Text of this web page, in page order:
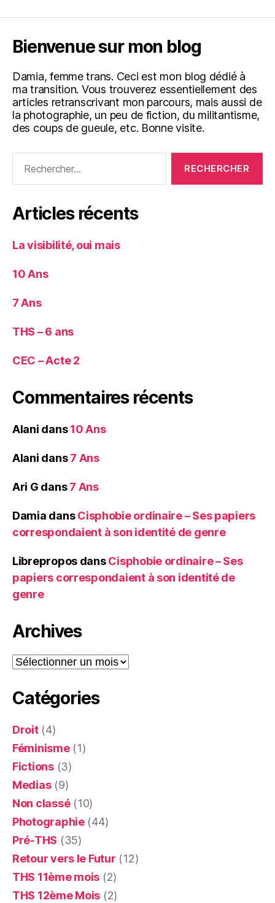
Bienvenue sur mon blog
Damia, femme trans. Ceci est mon blog dédié à
ma transition. Vous trouverez essentiellement des
articles retranscrivant mon parcours, mais aussi de
la photographie, un peu de fiction, du militantisme,
des coups de gueule, etc. Bonne visite.
Articles récents
La visibilité, oui mais
10 Ans
7 Ans
THS – 6 ans
CEC – Acte 2
Commentaires récents
Alani dans10 Ans
Alani dans7 Ans
Ari G dans7 Ans
Damia dansCisphobie ordinaire – Ses papiers
correspondaient à son identité de genre
Librepropos dansCisphobie ordinaire – Ses
papiers correspondaient à son identité de
genre
Archives
Archives
Catégories
Droit(4)
Féminisme(1)
Fictions(3)
Medias(9)
Non classé(10)
Photographie(44)
Pré-THS (35)
Retour vers le Futur (12)
THS 11ème mois (2)
THS 12ème Mois (2)